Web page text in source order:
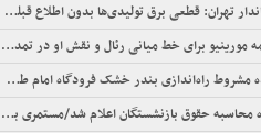
تهران: قطعی برق تولیدی‌ها بدون اطلاع قبلی ممنوع
مورینیو برای خط میانی رئال و نقش او در تمدید قرارداد وینیسیوس
مشروط راه‌اندازی بندر خشک فرودگاه امام طی 2 سال
حقوق بازنشستگان اعلام شد/مستمری بازنشستگی با ۲۰، ۳۰ و ۳۵ سال سابقه چگونه محاسبه می‌شود؟